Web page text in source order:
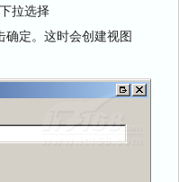
拉选择
定。这时会创建视图